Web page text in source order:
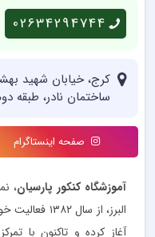
02634294744
کرج، خیابان شهید
ساختمان نادر، طبقه
صفحه اینستاگرام
آموزشگاه کنکور پارسیان،
البرز، از
آغاز کرده و تاکنون با